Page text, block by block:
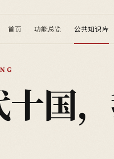
首页 功能总览 公共知识库
十国